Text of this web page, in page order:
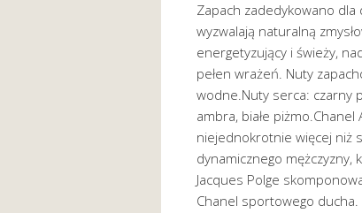
Zapach zadedykowano dla
wyzwalają naturalną
energetyzujący i świeży,
pełen wrażeń. Nuty
wodne.Nuty serca: czarny
ambra, białe
niejednokrotnie więcej niż
dynamicznego mężczyzny,
Jacques Polge
Chanel sportowego ducha.